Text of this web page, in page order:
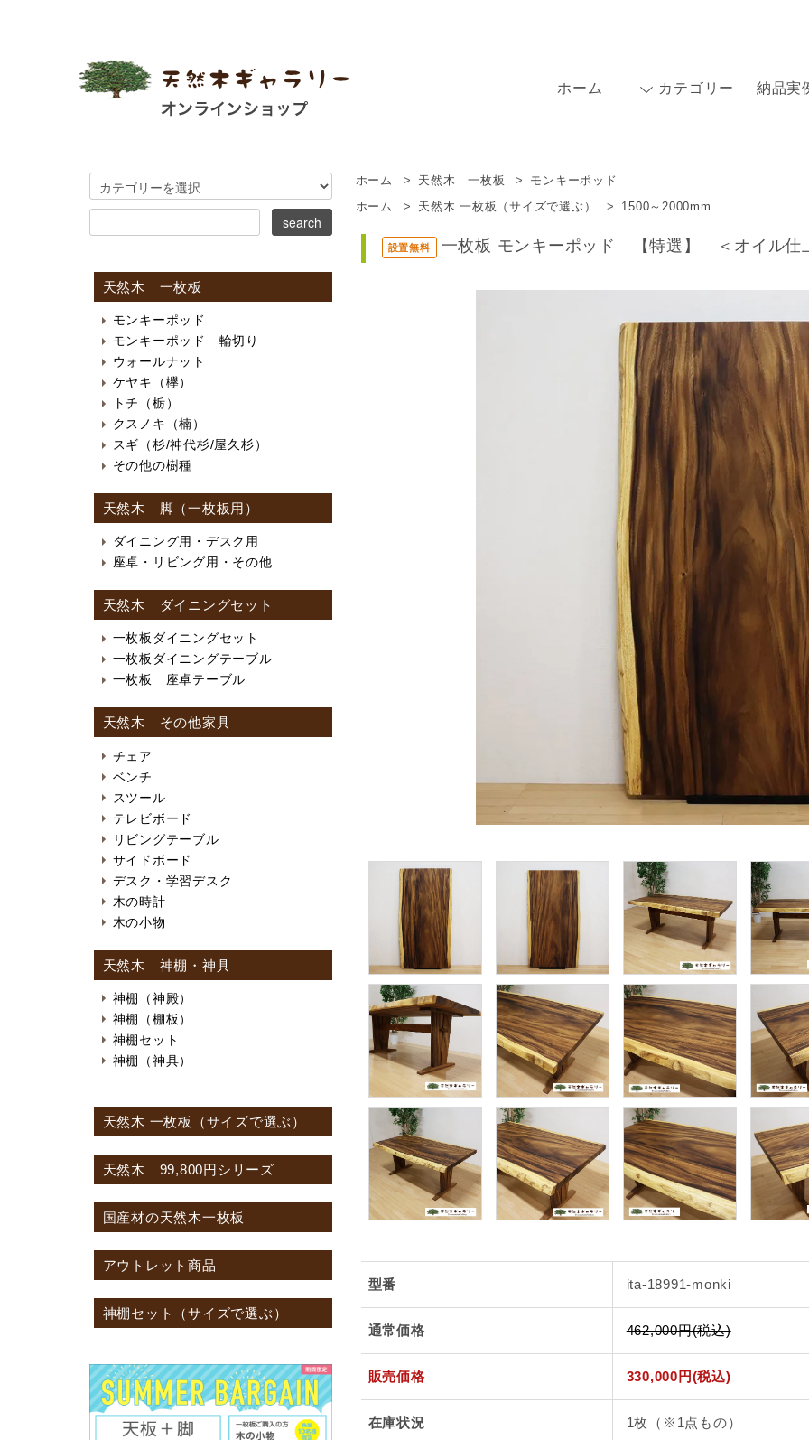
ホーム カテゴリー 納品実
ホーム > 天然木 一枚板 > モンキーポッド
ホーム > 天然木 一枚板（サイズで選ぶ） > 1500～2000mm
設置無料 一枚板 モンキーポッド 【特選】 ＜オイル
型番 ita-18991-monki
通常価格 462,000円(税込)
販売価格 330,000円(税込)
在庫状況 1枚（※1点もの）
天然木 一枚板
モンキーポッド
モンキーポッド 輪切り
ウォールナット
ケヤキ（欅）
トチ（栃）
クスノキ（楠）
スギ（杉/神代杉/屋久杉）
その他の樹種
天然木 脚（一枚板用）
ダイニング用・デスク用
座卓・リビング用・その他
天然木 ダイニングセット
一枚板ダイニングセット
一枚板ダイニングテーブル
一枚板 座卓テーブル
天然木 その他家具
チェア
ベンチ
スツール
テレビボード
リビングテーブル
サイドボード
デスク・学習デスク
木の時計
木の小物
天然木 神棚・神具
神棚（神殿）
神棚（棚板）
神棚セット
神棚（神具）
天然木 一枚板（サイズで選ぶ）
天然木 99,800円シリーズ
国産材の天然木一枚板
アウトレット商品
神棚セット（サイズで選ぶ）